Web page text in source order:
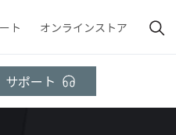
ト オンラインストア
サポート